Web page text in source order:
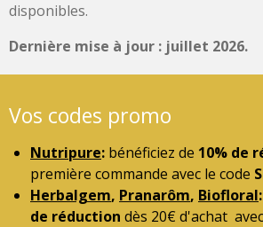
disponibles.
Dernière mise à jour : juillet 2026.
Vos codes promo
Nutripure: bénéficiez de 10% de
première commande avec le code
Herbalgem, Pranarôm, Biofloral:
de réduction dès 20€ d'achat